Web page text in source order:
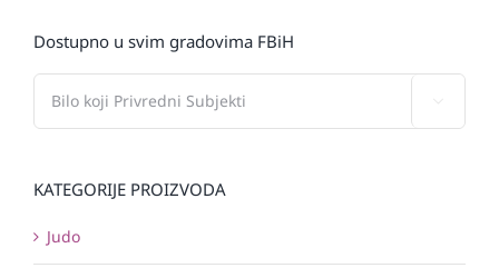
Dostupno u svim gradovima FBiH
KATEGORIJE PROIZVODA
Judo